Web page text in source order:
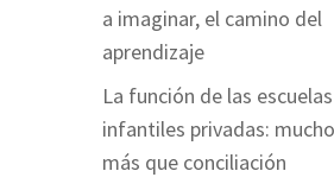
a imaginar, el camino del
aprendizaje
La función de las escuelas
infantiles privadas: mucho
más que conciliación